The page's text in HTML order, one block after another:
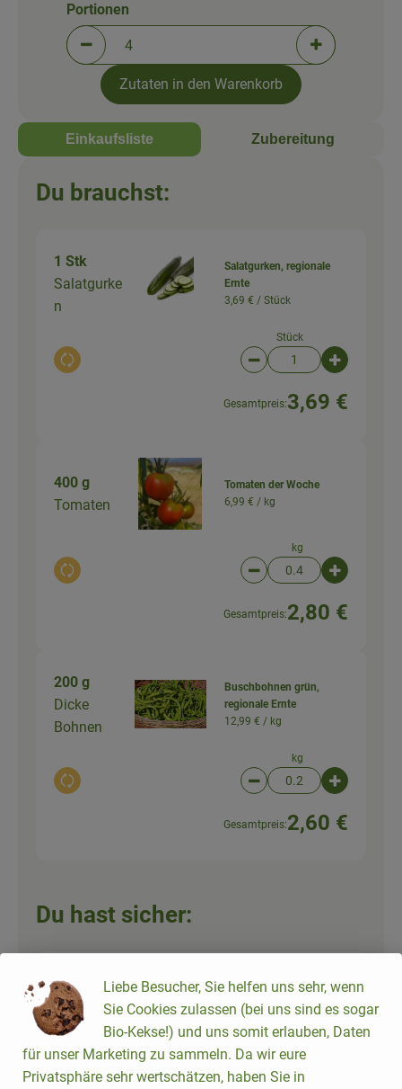
Portionen verringern (aktuell 4 Portionen
Portionen
Portionen
Zutaten in den Warenkorb
Einkaufsliste Zubereitung
Du brauchst:
1 Stk
Salatgurke
n
Auswahl ändern
Salatgurken, regionale
Ernte
3,69 € / Stück
Stück
Artikelanzahl
Gesamtpreis:3,69 €
400 g
Tomaten
Auswahl ändern
Tomaten der Woche
6,99 € / kg
kg
Artikelanzahl
Gesamtpreis:2,80 €
200 g
Dicke
Bohnen
Auswahl ändern
Buschbohnen grün,
regionale Ernte
12,99 € / kg
kg
Artikelanzahl
Gesamtpreis:2,60 €
Du hast sicher:
100 g
Zwiebel
Zwiebeln gelb, regionale
Ernte
4,99 € /
kg
Liebe Besucher, Sie helfen uns sehr, wenn
Sie Cookies zulassen (bei uns sind es sogar
Bio-Kekse!) und uns somit erlauben, Daten
für unser Marketing zu sammeln. Da wir eure
Privatsphäre sehr wertschätzen, haben Sie in